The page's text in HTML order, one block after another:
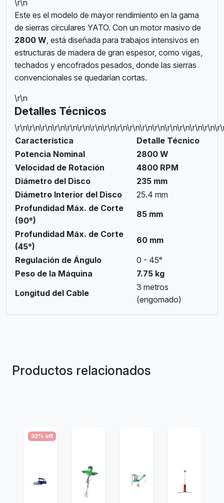
\r\n
Este es el modelo de mayor rendimiento en la gama
de sierras circulares YATO. Con un motor masivo de
2800 W, está diseñada para trabajos intensivos en
estructuras de madera de gran espesor, como vigas,
techados y encofrados pesados, donde las sierras
convencionales se quedarían cortas.
\r\n
Detalles Técnicos
Característica
Detalle Técnico
Potencia Nominal
2800 W
Velocidad de Rotación
4800 RPM
Diámetro del Disco
235 mm
Diámetro Interior del Disco
25.4 mm
Profundidad Máx. de Corte
(90°)
85 mm
Profundidad Máx. de Corte
(45°)
60 mm
Regulación de Ángulo
0 - 45°
Peso de la Máquina
7.75 kg
Longitud del Cable
3 metros
(engomado)
Productos relacionados
32% off